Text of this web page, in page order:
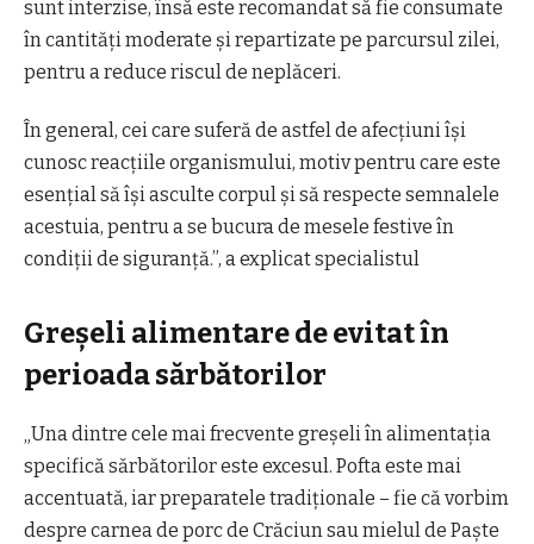
sunt interzise, însă este recomandat să fie consumate
în cantități moderate și repartizate pe parcursul zilei,
pentru a reduce riscul de neplăceri.
În general, cei care suferă de astfel de afecțiuni își
cunosc reacțiile organismului, motiv pentru care este
esențial să își asculte corpul și să respecte semnalele
acestuia, pentru a se bucura de mesele festive în
condiții de siguranță.”, a explicat specialistul
Greșeli alimentare de evitat în
perioada sărbătorilor
„Una dintre cele mai frecvente greșeli în alimentația
specifică sărbătorilor este excesul. Pofta este mai
accentuată, iar preparatele tradiționale – fie că vorbim
despre carnea de porc de Crăciun sau mielul de Paște